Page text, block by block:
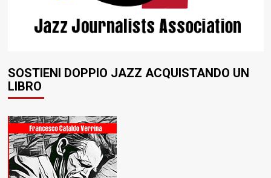
SOSTIENI DOPPIO JAZZ ACQUISTANDO UN
LIBRO